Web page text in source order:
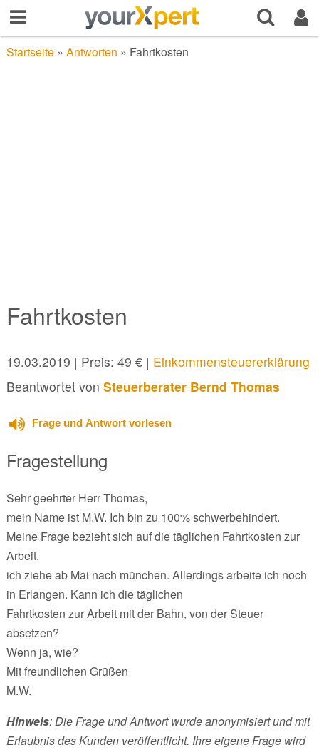
Startseite» Antworten » Fahrtkosten
Fahrtkosten
19.03.2019 | Preis: 49 € | Einkommensteuererklärung
Beantwortet von Steuerberater Bernd Thomas
Frage und Antwort vorlesen
Fragestellung
Sehr geehrter Herr Thomas,
mein Name ist M.W. Ich bin zu 100% schwerbehindert.
Meine Frage bezieht sich auf die täglichen Fahrtkosten zur
Arbeit.
ich ziehe ab Mai nach münchen. Allerdings arbeite ich noch
in Erlangen. Kann ich die täglichen
Fahrtkosten zur Arbeit mit der Bahn, von der Steuer
absetzen?
Wenn ja, wie?
Mit freundlichen Grüßen
M.W.
Hinweis: Die Frage und Antwort wurde anonymisiert und mit
Erlaubnis des Kunden veröffentlicht. Ihre eigene Frage wird